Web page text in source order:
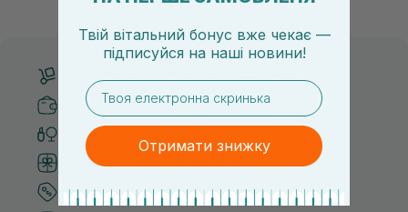
Безпечні способи оплати
Тільки оригінальна косметика
Система бонусів та лояльності
Кращі ціни та топ товари
Твій вітальний бонус вже чекає —
підписуйся на наші новини!
email
Отримати знижку